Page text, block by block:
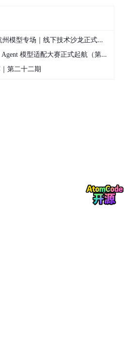
专场｜线下技术沙龙正式开启报名！
模型适配大赛正式起航（第二季）
第二十二期